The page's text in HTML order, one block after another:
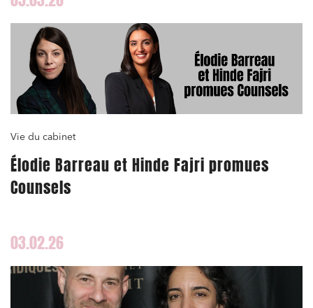
Vie du cabinet
Élodie Barreau et Hinde Fajri promues
Counsels
03.02.26